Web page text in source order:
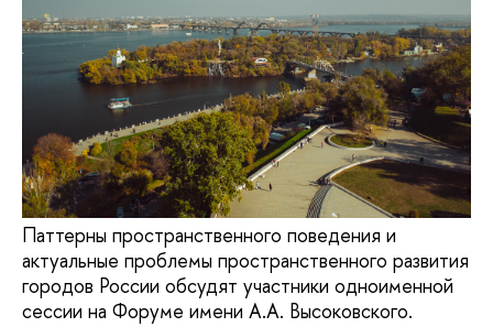
Паттерны пространственного поведения и
актуальные проблемы пространственного развития
городов России обсудят участники одноименной
сессии на Форуме имени А.А. Высоковского.